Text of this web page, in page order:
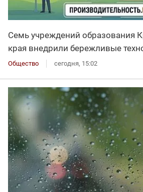
Семь учреждений образования
края внедрили бережливые
Общество сегодня, 15:02